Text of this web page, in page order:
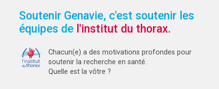
Soutenir Genavie, c'est soutenir les
équipes de l'institut du thorax.
Chacun(e) a des motivations profondes pour
soutenir la recherche en santé.
Quelle est la vôtre ?